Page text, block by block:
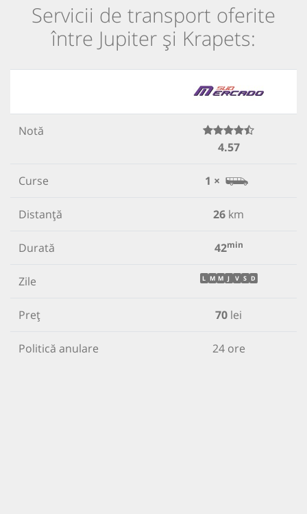
Servicii de transport oferite
între Jupiter și Krapets:
Notă
4.57
Curse 1 ×
Distanță 26 km
Durată 42min
Zile L M M J V S D
Preț 70 lei
Politică anulare 24 ore